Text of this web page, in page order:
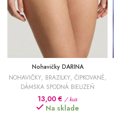
Nohavičky DARINA
NOHAVIČKY, BRAZILKY, ČIPKOVANÉ,
DÁMSKA SPODNÁ BIELIZEŇ
13,00 € / kus
Na sklade